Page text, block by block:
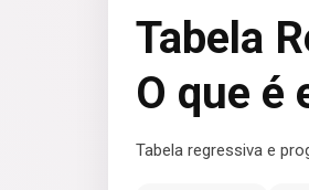
Tabela
O que é
Tabela regressiva e